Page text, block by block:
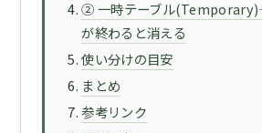
② 一時テーブル
が終わると消える
使い分けの目安
まとめ
参考リンク